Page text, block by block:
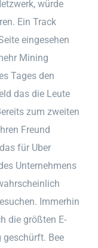
würde
Ein Track
eingesehen
Mining
Tages den
das die Leute
zum zweiten
Freund
für Uber
Unternehmens
Immerhin
die größten E-
geschürft. Bee